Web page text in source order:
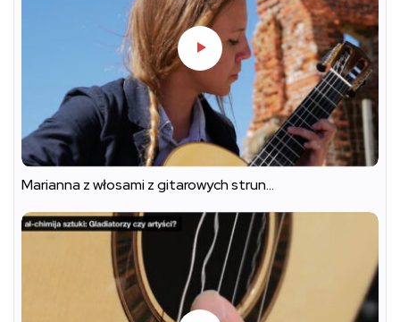
Marianna z włosami z gitarowych strun…